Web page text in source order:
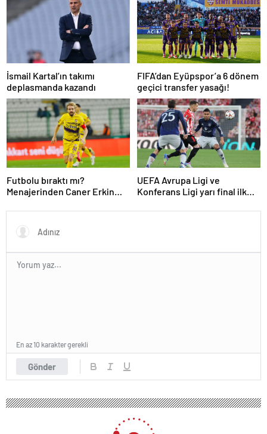
İsmail Kartal’ın takımı
deplasmanda kazandı
FIFA’dan Eyüpspor’a 6 dönem
geçici transfer yasağı!
Futbolu bıraktı mı?
Menajerinden Caner Erkin
UEFA Avrupa Ligi ve
Konferans Ligi yarı final ilk
Gönder
En az 10 karakter gerekli